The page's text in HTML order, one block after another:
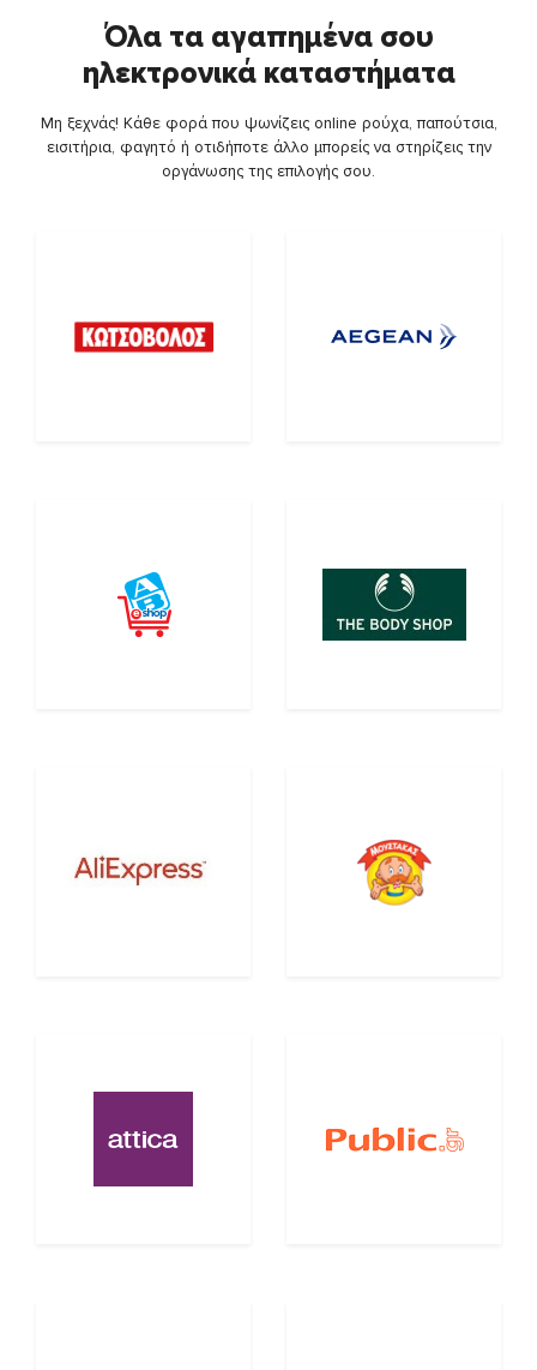
Όλα τα αγαπημένα σου
ηλεκτρονικά καταστήματα
Μη ξεχνάς! Κάθε φορά που ψωνίζεις online ρούχα, παπούτσια,
εισιτήρια, φαγητό ή οτιδήποτε άλλο μπορείς να στηρίζεις την
οργάνωσης της επιλογής σου.